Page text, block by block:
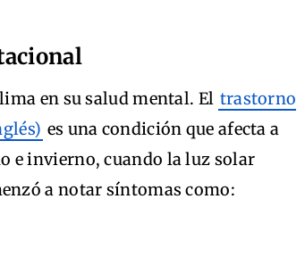
en su salud mental. El trastorno
es una condición que afecta a
e invierno, cuando la luz solar
a notar síntomas como: